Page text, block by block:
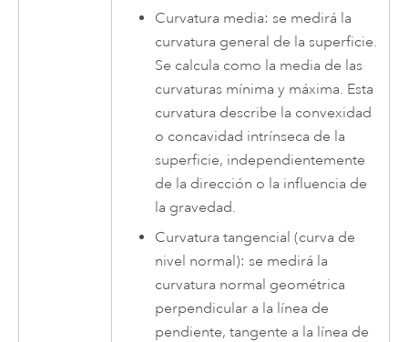
Curvatura media: se medirá la
curvatura general de la superficie.
Se calcula como la media de las
curvaturas mínima y máxima. Esta
curvatura describe la convexidad
o concavidad intrínseca de la
superficie, independientemente
de la dirección o la influencia de
la gravedad.
Curvatura tangencial (curva de
nivel normal): se medirá la
curvatura normal geométrica
perpendicular a la línea de
pendiente, tangente a la línea de